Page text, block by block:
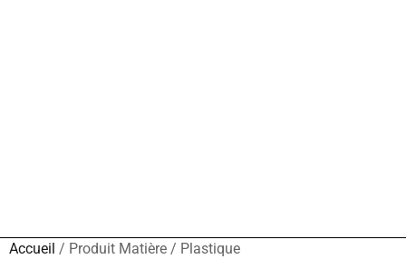
Accueil / Produit Matière / Plastique